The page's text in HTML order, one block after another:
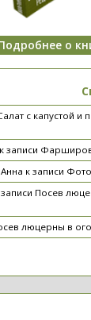
с капустой
к записи
Анна к записи
записи Посев
люцерны в